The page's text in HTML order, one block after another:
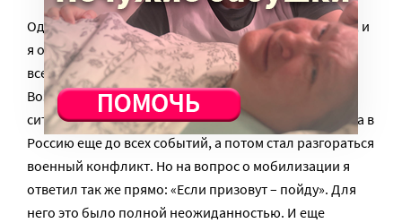
Однажды он спросил, не хочу ли я уехать из Москвы, и
я ответил достаточно твердо, что нахожусь там, где
всегда хотел быть, и никуда уезжать не собираюсь.
Возможно, он меня стал считать заложником
ситуации, потому что мы с семьей уехали из Харькова в
Россию еще до всех событий, а потом стал разгораться
военный конфликт. Но на вопрос о мобилизации я
ответил так же прямо: «Если призовут – пойду». Для
него это было полной неожиданностью. И еще